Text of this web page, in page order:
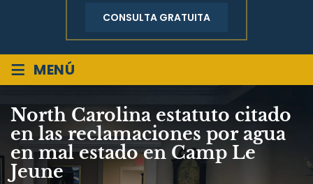
CONSULTA GRATUITA
≡ MENÚ
North Carolina estatuto citado
en las reclamaciones por agua
en mal estado en Camp Le
Jeune